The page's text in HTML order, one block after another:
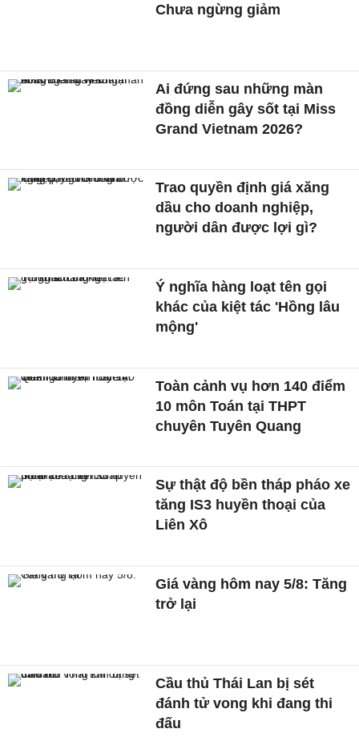
Chưa ngừng giảm
Ai đứng sau những màn
đồng diễn gây sốt tại Miss
Grand Vietnam 2026?
Trao quyền định giá xăng
dầu cho doanh nghiệp,
người dân được lợi gì?
Ý nghĩa hàng loạt tên gọi
khác của kiệt tác 'Hồng lâu
mộng'
Toàn cảnh vụ hơn 140 điểm
10 môn Toán tại THPT
chuyên Tuyên Quang
Sự thật độ bền tháp pháo xe
tăng IS3 huyền thoại của
Liên Xô
Giá vàng hôm nay 5/8: Tăng
trở lại
Cầu thủ Thái Lan bị sét
đánh tử vong khi đang thi
đấu